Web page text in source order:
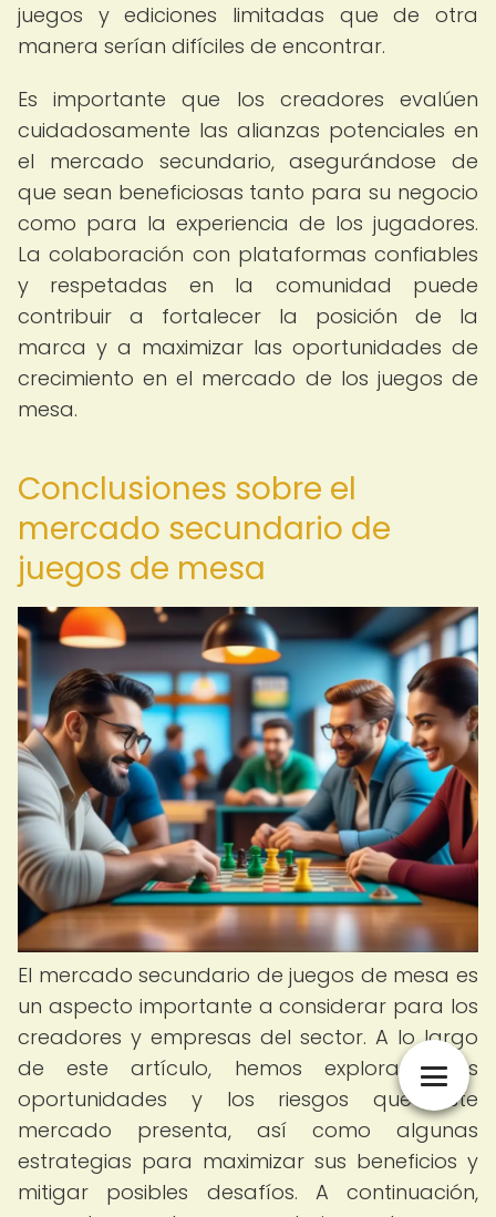
juegos y ediciones limitadas que de otra
manera serían difíciles de encontrar.
Es importante que los creadores evalúen
cuidadosamente las alianzas potenciales en
el mercado secundario, asegurándose de
que sean beneficiosas tanto para su negocio
como para la experiencia de los jugadores.
La colaboración con plataformas confiables
y respetadas en la comunidad puede
contribuir a fortalecer la posición de la
marca y a maximizar las oportunidades de
crecimiento en el mercado de los juegos de
mesa.
Conclusiones sobre el
mercado secundario de
juegos de mesa
El mercado secundario de juegos de mesa es
un aspecto importante a considerar para los
creadores y empresas del sector. A lo largo
de este artículo, hemos explorado las
oportunidades y los riesgos que este
mercado presenta, así como algunas
estrategias para maximizar sus beneficios y
mitigar posibles desafíos. A continuación,